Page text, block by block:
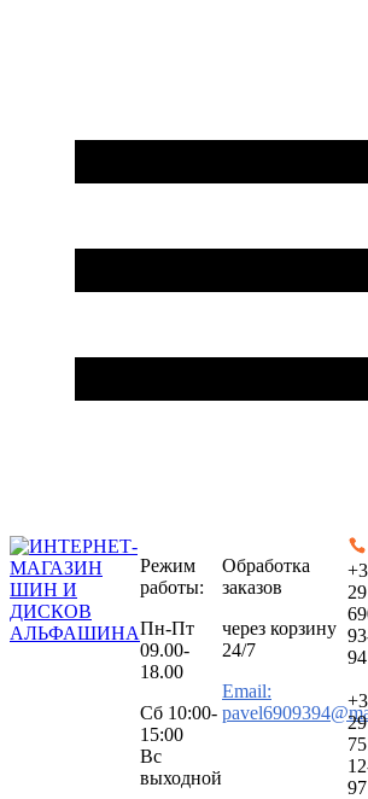
Режим
работы:
Пн-Пт
09.00-
18.00
Сб 10:00-
15:00
Вс
выходной
Обработка
заказов
через корзину
24/7
Email:
29
94
29
97